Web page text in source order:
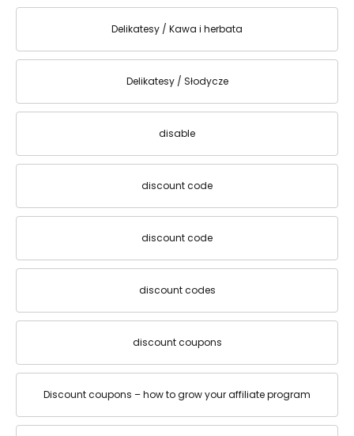
Delikatesy / Kawa i herbata
Delikatesy / Słodycze
disable
discount code
discount code
discount codes
discount coupons
Discount coupons – how to grow your affiliate program